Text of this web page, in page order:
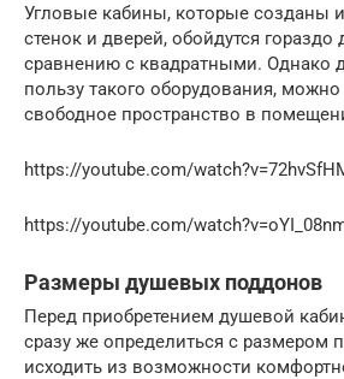
Угловые кабины, которые созданы
стенок и дверей, обойдутся гораздо
сравнению с квадратными. Однако
пользу такого оборудования,
свободное пространство в
https://youtube.com/
https://youtube.com/
Размеры душевых поддонов
Перед приобретением душевой
сразу же определиться с размером
исходить из возможности